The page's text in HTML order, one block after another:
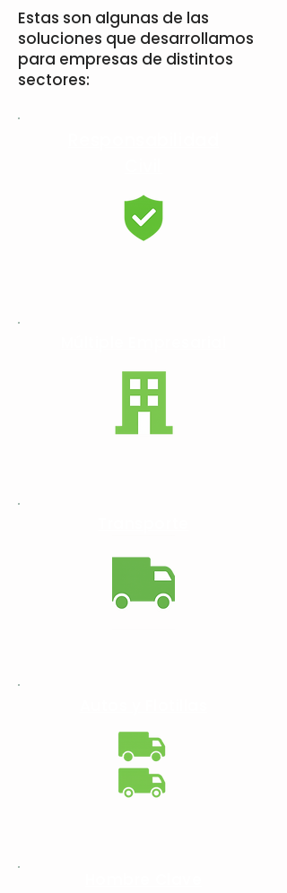
Estas son algunas de las
soluciones que desarrollamos
para empresas de distintos
sectores: